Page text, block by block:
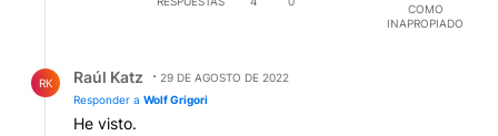
COMO
INAPROPIADO
RK Raúl Katz
29 DE AGOSTO DE 2022
Responder a Wolf Grigori
He visto.